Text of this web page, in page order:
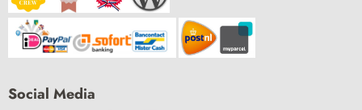
Social Media